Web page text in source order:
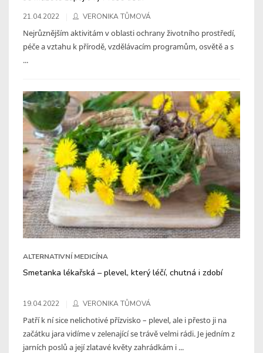
21.04.2022 VERONIKA TŮMOVÁ
Nejrůznějším aktivitám v oblasti ochrany životního prostředí,
péče a vztahu k přírodě, vzdělávacím programům, osvětě a s
...
ALTERNATIVNÍ MEDICÍNA
Smetanka lékařská – plevel, který léčí, chutná i zdobí
19.04.2022 VERONIKA TŮMOVÁ
Patří k ní sice nelichotivé přízvisko – plevel, ale i přesto ji na
začátku jara vidíme v zelenající se trávě velmi rádi. Je jedním z
jarních poslů a její zlatavé květy zahrádkám i ...